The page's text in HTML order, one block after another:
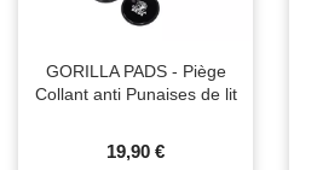
GORILLA PADS - Piège
Collant anti Punaises de lit
19,90 €